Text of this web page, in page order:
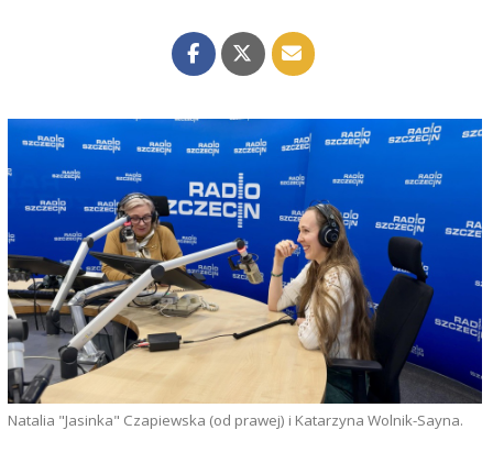
Natalia "Jasinka" Czapiewska (od prawej) i Katarzyna Wolnik-Sayna.